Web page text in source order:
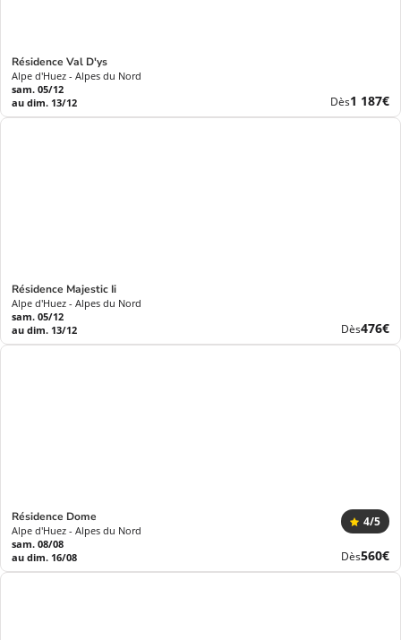
Résidence Val D'ys
Alpe d'Huez - Alpes du Nord
sam. 05/12
au dim. 13/12
Dès
prix
1 187€
Résidence Majestic Ii
Alpe d'Huez - Alpes du Nord
sam. 05/12
au dim. 13/12
Dès
prix
476€
Résidence Dome
Alpe d'Huez - Alpes du Nord
4/5
sam. 08/08
au dim. 16/08
Dès
prix
560€